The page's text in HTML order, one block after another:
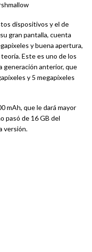
dispositivos y el de
gran pantalla, cuenta
y buena apertura,
Este es uno de los
generación anterior, que
y 5 megapíxeles
mAh, que le dará mayor
pasó de 16 GB del
versión.